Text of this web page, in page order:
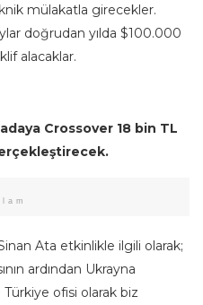
mülakatla girecekler.
doğrudan yılda $100.000
alacaklar.
Crossover 18 bin TL
Ata etkinlikle ilgili olarak;
ardından Ukrayna
ofisi olarak biz